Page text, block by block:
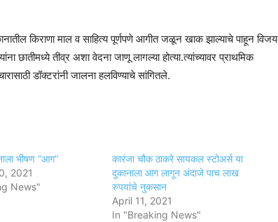
किराणा माल व साहित्य पूर्णपणे आगीत जळून खाक झाल्याचे पाहून विजय
छातीमध्ये तीव्र अशा वेदना जाणू लागल्या होत्या.त्यांच्यावर प्राथमिक
डॉक्टरांनी जालना हलविण्याचे सांगितले.
भीषण “आग”
2021
News"
कारंजा चौक ठाकरे सायकल स्टोअर्स या
दुकानाला आग लागून अंदाजे पाच लाख
रुपयांचे नुकसान
April 11, 2021
In "Breaking News"